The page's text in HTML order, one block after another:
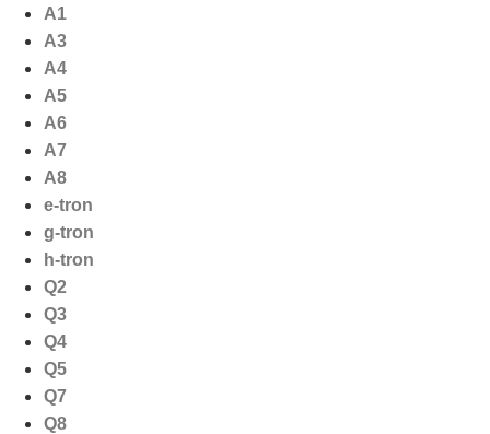
naar
inhoud
A1
A3
A4
A5
A6
A7
A8
e-tron
g-tron
h-tron
Q2
Q3
Q4
Q5
Q7
Q8